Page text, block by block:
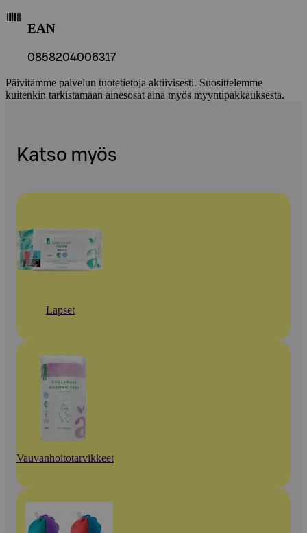
EAN
0858204006317
Päivitämme palvelun tuotetietoja aktiivisesti. Suosittelemme
kuitenkin tarkistamaan ainesosat aina myös myyntipakkauksesta.
Katso myös
Lapset
Vauvanhoitotarvikkeet